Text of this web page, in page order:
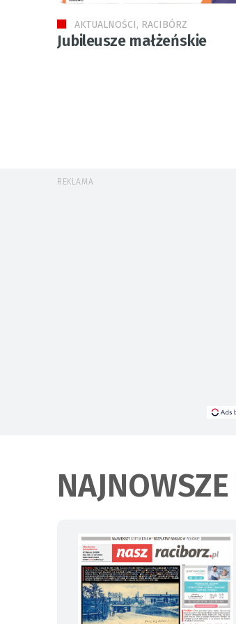
AKTUALNOŚCI, RACIBÓRZ
Jubileusze małżeńskie
REKLAMA
NAJNOWSZE